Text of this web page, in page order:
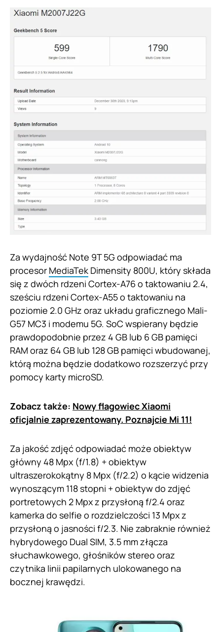
Za wydajność Note 9T 5G odpowiadać ma
procesor MediaTek Dimensity 800U, który składa
się z dwóch rdzeni Cortex-A76 o taktowaniu 2.4,
sześciu rdzeni Cortex-A55 o taktowaniu na
poziomie 2.0 GHz oraz układu graficznego Mali-
G57 MC3 i modemu 5G. SoC wspierany będzie
prawdopodobnie przez 4 GB lub 6 GB pamięci
RAM oraz 64 GB lub 128 GB pamięci wbudowanej,
którą można będzie dodatkowo rozszerzyć przy
pomocy karty microSD.
Zobacz także: Nowy flagowiec Xiaomi
oficjalnie zaprezentowany. Poznajcie Mi 11!
Za jakość zdjęć odpowiadać może obiektyw
główny 48 Mpx (f/1.8) + obiektyw
ultraszerokokątny 8 Mpx (f/2.2) o kącie widzenia
wynoszącym 118 stopni + obiektyw do zdjęć
portretowych 2 Mpx z przysłoną f/2.4 oraz
kamerka do selfie o rozdzielczości 13 Mpx z
przysłoną o jasności f/2.3. Nie zabraknie również
hybrydowego Dual SIM, 3.5 mm złącza
słuchawkowego, głośników stereo oraz
czytnika linii papilarnych ulokowanego na
bocznej krawędzi.